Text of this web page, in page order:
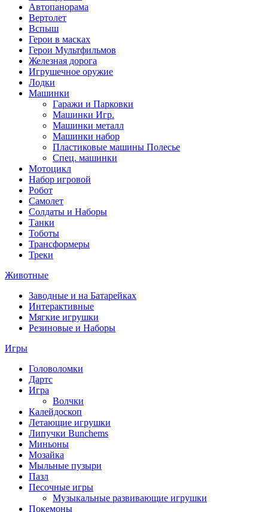
Автопанорама
Вертолет
Вспыш
Герои в масках
Герои Мультфильмов
Железная дорога
Игрушечное оружие
Лодки
Машинки
Гаражи и Парковки
Машинки Игр.
Машинки металл
Машинки набор
Пластиковые машины Полесье
Спец. машинки
Мотоцикл
Набор игровой
Робот
Самолет
Солдаты и Наборы
Танки
Тоботы
Трансформеры
Треки
Животные
Заводные и на Батарейках
Интерактивные
Мягкие игрушки
Резиновые и Наборы
Игры
Головоломки
Дартс
Игра
Волчки
Калейдоскоп
Летающие игрушки
Липучки Bunchems
Миньоны
Мозайка
Мыльные пузыри
Пазл
Песочные игры
Музыкальные развивающие игрушки
Покемоны